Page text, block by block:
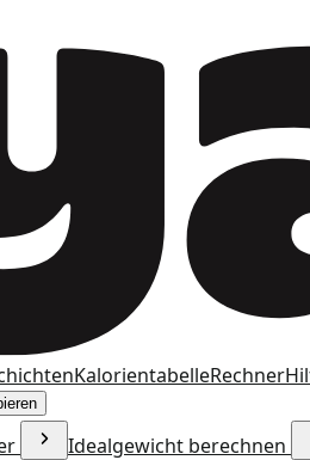
KalorientabelleRechner
Idealgewicht berechnen